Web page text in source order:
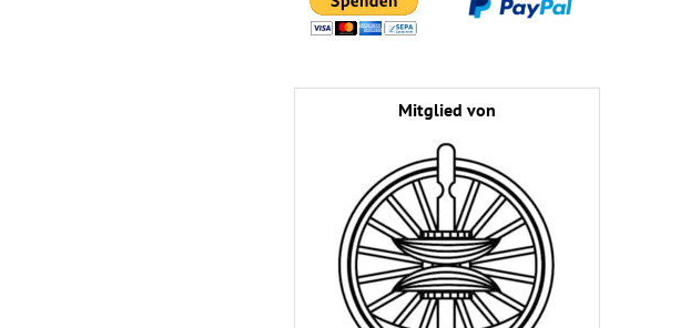
Mitglied von